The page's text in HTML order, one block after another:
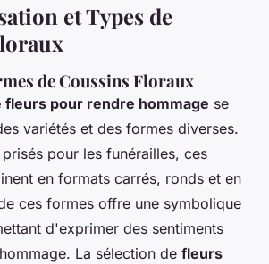
et Types de
de Coussins Floraux
fleurs pour rendre hommage se
variétés et des formes diverses.
pour les funérailles, ces
en formats carrés, ronds et en
ces formes offre une symbolique
d'exprimer des sentiments
La sélection de fleurs